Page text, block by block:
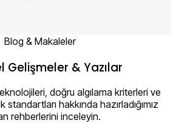
Blog & Makaleler
Gelişmeler & Yazılar
doğru algılama kriterleri ve
hakkında hazırladığımız
rehberlerini inceleyin.